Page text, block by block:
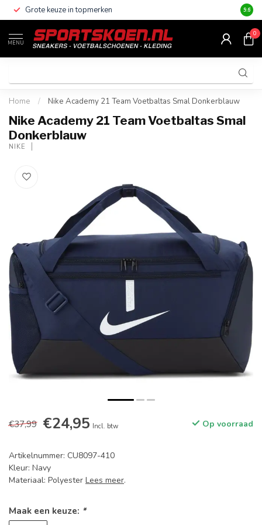
Grote keuze in topmerken Altijd
9.6
MENU
0
Home / Nike Academy 21 Team Voetbaltas Smal Donkerblauw
Nike Academy 21 Team Voetbaltas Smal
Donkerblauw
NIKE
€37,99 €24,95 Incl. btw Op voorraad
Artikelnummer: CU8097-410
Kleur: Navy
Materiaal: Polyester Lees meer.
Maak een keuze: *